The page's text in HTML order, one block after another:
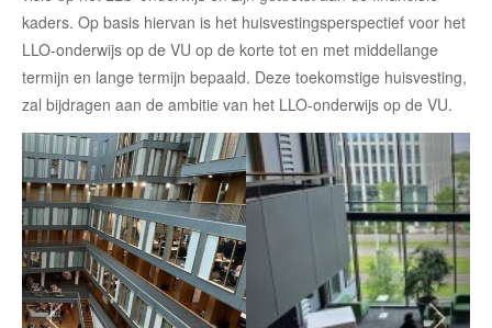
kaders. Op basis hiervan is het huisvestingsperspectief voor het
LLO-onderwijs op de VU op de korte tot en met middellange
termijn en lange termijn bepaald. Deze toekomstige huisvesting,
zal bijdragen aan de ambitie van het LLO-onderwijs op de VU.
Vorige